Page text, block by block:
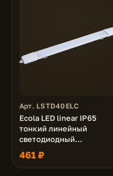
Арт. LSTD40ELC
Ecola LED linear IP65
тонкий линейный
светодиодный
светильник (замена ЛПО)
40W 220V 6500K
1200x41x27
461 ₽